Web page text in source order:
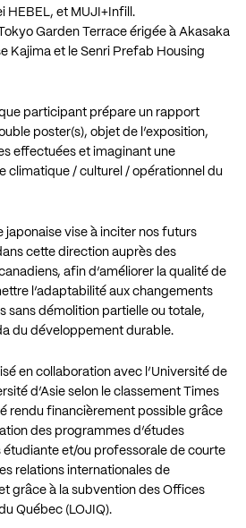
HEBEL, et MUJI+Infill.
Garden Terrace érigée à Akasaka
Kajima et le Senri Prefab Housing
participant prépare un rapport
poster(s), objet de l’exposition,
effectuées et imaginant une
climatique / culturel / opérationnel du
japonaise vise à inciter nos futurs
cette direction auprès des
afin d’améliorer la qualité de
l’adaptabilité aux changements
sans démolition partielle ou totale,
du développement durable.
en collaboration avec l’Université de
d’Asie selon le classement Times
rendu financièrement possible grâce
des programmes d’études
et/ou professorale de courte
relations internationales de
grâce à la subvention des Offices
Québec (LOJIQ).